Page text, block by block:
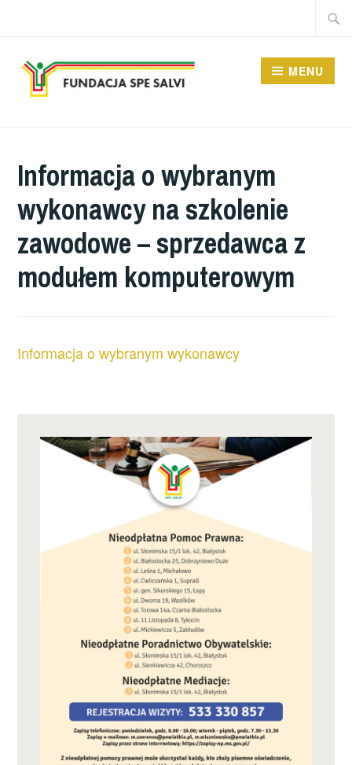
treści
MENU
Informacja o wybranym
wykonawcy na szkolenie
zawodowe – sprzedawca z
modułem komputerowym
Informacja o wybranym wykonawcy